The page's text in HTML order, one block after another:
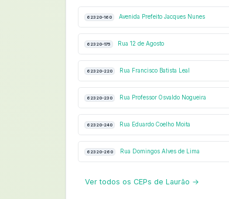
62320-160 Avenida Prefeito Jacques Nunes
62320-175 Rua 12 de Agosto
62320-220 Rua Francisco Batista Leal
62320-230 Rua Professor Osvaldo Nogueira
62320-240 Rua Eduardo Coelho Moita
62320-260 Rua Domingos Alves de Lima
Ver todos os CEPs de Laurão →